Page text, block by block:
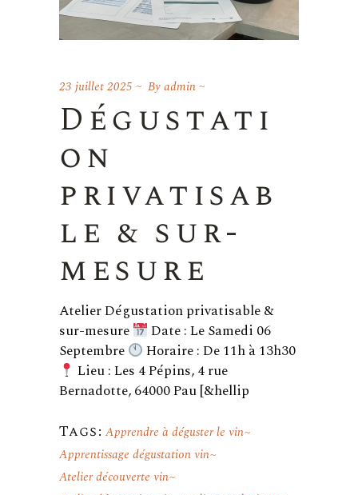
23 juillet 2025 Byadmin
Dégustati
on
privatisab
le & sur-
mesure
Atelier Dégustation privatisable &
sur-mesure
Date : Le Samedi 06
Septembre
Horaire : De 11h à 13h30
Lieu : Les 4 Pépins, 4 rue
Bernadotte, 64000 Pau [&hellip
Tags: Apprendre à déguster le vin
Apprentissage dégustation vin
Atelier découverte vin